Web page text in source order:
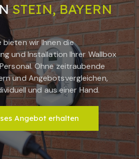
STEIN, BAYERN
bieten wir Ihnen die
und Installation Ihrer Wallbox
Ohne zeitraubende
und Angebotsvergleichen,
und aus einer Hand.
Angebot erhalten